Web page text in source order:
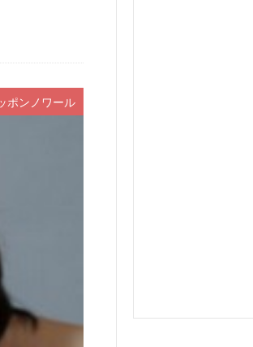
ポンノワール